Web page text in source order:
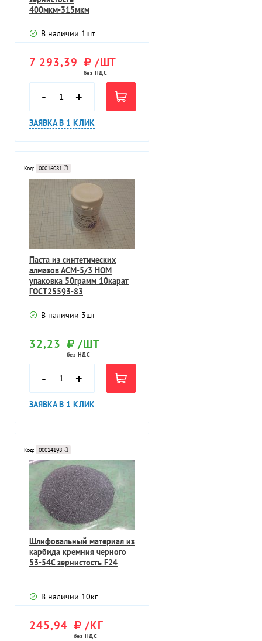
400мкм-315мкм
В наличии 1шт
7 293,39 /ШТ
без НДС
- +
ЗАЯВКА В 1 КЛИК
Код: 00016081
Паста из синтетических
алмазов АСМ-5/3 НОМ
упаковка 50грамм 10карат
ГОСТ25593-83
В наличии 3шт
32,23 /ШТ
без НДС
- +
ЗАЯВКА В 1 КЛИК
Код: 00014198
Шлифовальный материал из
карбида кремния черного
53-54С зернистость F24
В наличии 10кг
245,94 /КГ
без НДС